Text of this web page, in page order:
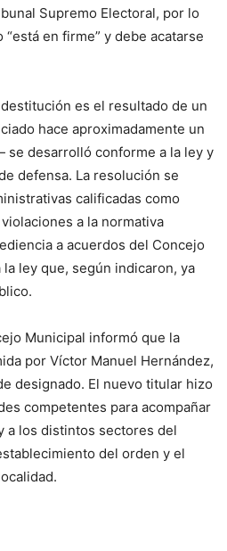
Supremo Electoral, por lo
en firme” y debe acatarse
es el resultado de un
hace aproximadamente un
desarrolló conforme a la ley y
defensa. La resolución se
calificadas como
a la normativa
a acuerdos del Concejo
ley que, según indicaron, ya
Municipal informó que la
por Víctor Manuel Hernández,
designado. El nuevo titular hizo
competentes para acompañar
a los distintos sectores del
del orden y el